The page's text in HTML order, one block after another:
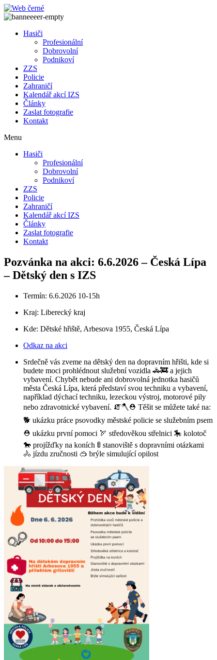
Přejít
k
Hasiči
Profesionální
Dobrovolní
Podnikoví
ZZS
Policie
Zahraničí
Kalendář akcí IZS
Články
Zaslat fotografie
Kontakt
Menu
Hasiči
Profesionální
Dobrovolní
Podnikoví
ZZS
Policie
Zahraničí
Kalendář akcí IZS
Články
Zaslat fotografie
Kontakt
Pozvánka na akci: 6.6.2026 – Česká Lípa
– Dětský den s IZS
Termín: 6.6.2026 10-15h
Kraj: Liberecký kraj
Kde: Dětské hřiště, Arbesova 1955, Česká Lípa
Odkaz na akci
Srdečně vás zveme na dětský den na dopravním hřišti, kde si
budete moci prohlédnout služební vozidla 🚓🚒 a jejich
vybavení. Chybět nebude ani dobrovolná jednotka hasičů
města Česká Lípa, která představí svou techniku a vybavení,
například dýchací techniku, lezeckou výstroj, motorové pily
nebo zdravotnické vybavení. 🧯🪓⛑️ Těšit se můžete také na:
🐕 ukázku práce psovodky městské policie se služebním psem
⛑️ ukázku první pomoci 🏹 středověkou střelnici 🎠 kolotoč
🐎 projížďky na koních 🚦 stanoviště s dopravními otázkami
🚴 jízdu zručnosti 🥽 brýle simulující opilost